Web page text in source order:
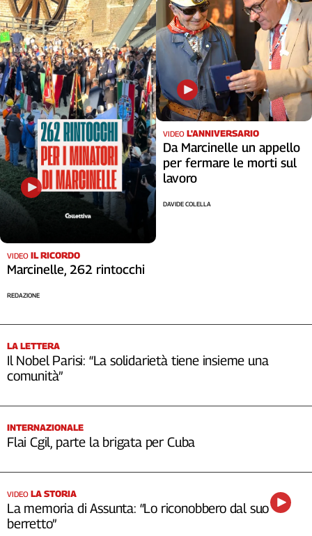
VIDEO IL RICORDO
Marcinelle, 262 rintocchi
REDAZIONE
VIDEO L'ANNIVERSARIO
Da Marcinelle un appello
per fermare le morti sul
lavoro
DAVIDE COLELLA
LA LETTERA
Il Nobel Parisi: “La solidarietà tiene insieme una
comunità”
INTERNAZIONALE
Flai Cgil, parte la brigata per Cuba
VIDEO LA STORIA
La memoria di Assunta: “Lo riconobbero dal suo
berretto”